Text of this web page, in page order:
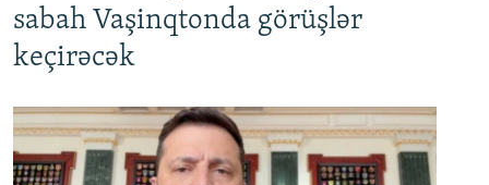
sabah Vaşinqtonda görüşlər
keçirəcək